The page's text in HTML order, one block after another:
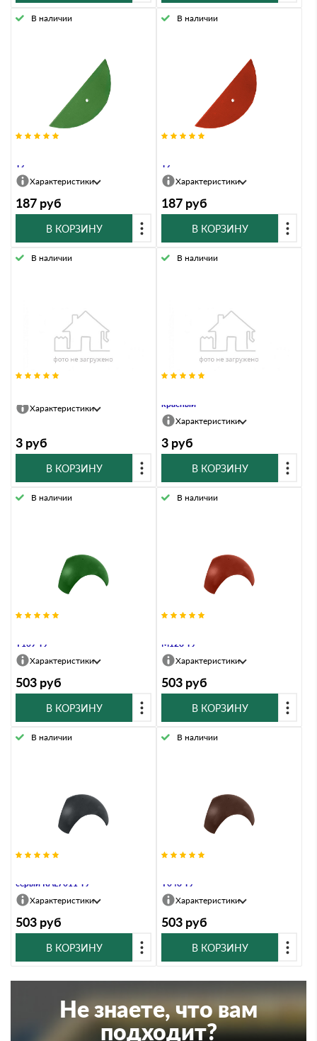
ТУ
В наличии
Характеристики
187 руб
В КОРЗИНУ
ТУ
В наличии
Характеристики
187 руб
В КОРЗИНУ
В наличии
Характеристики
3 руб
В КОРЗИНУ
красный
В наличии
Характеристики
3 руб
В КОРЗИНУ
Y139 ТУ
В наличии
Характеристики
503 руб
В КОРЗИНУ
M128 ТУ
В наличии
Характеристики
503 руб
В КОРЗИНУ
серый RAL7011 ТУ
В наличии
Характеристики
503 руб
В КОРЗИНУ
Y048 ТУ
В наличии
Характеристики
503 руб
В КОРЗИНУ
Не знаете, что вам
подходит?